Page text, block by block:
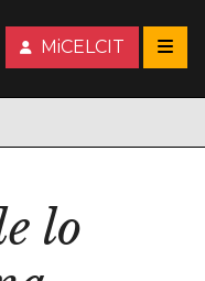
MiCELCIT
lo